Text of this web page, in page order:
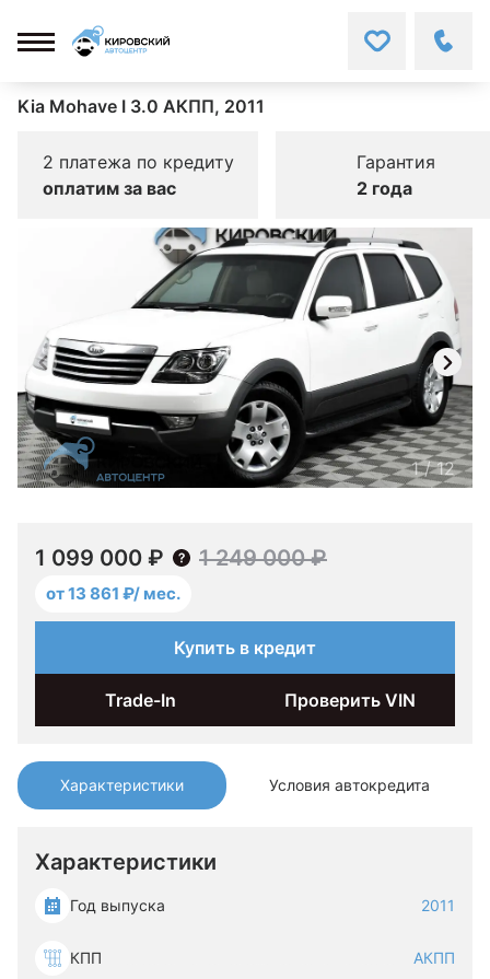
Kia Mohave I 3.0 АКПП, 2011
2 платежа по кредиту
оплатим за вас
Гарантия
2 года
Характеристики Условия автокредита
Характеристики
Год выпуска 2011
КПП АКПП
1/12
1 099 000 ₽ 1 249 000 ₽
от 13 861 ₽/ мес.
Купить в кредит
Trade-In Проверить VIN